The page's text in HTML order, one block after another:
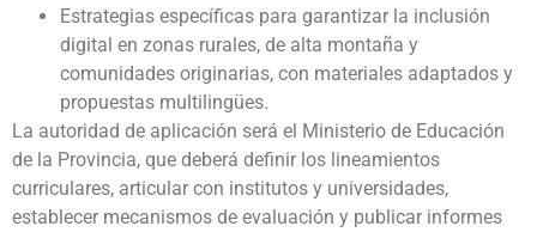
Estrategias específicas para garantizar la inclusión
digital en zonas rurales, de alta montaña y
comunidades originarias, con materiales adaptados y
propuestas multilingües.
La autoridad de aplicación será el Ministerio de Educación
de la Provincia, que deberá definir los lineamientos
curriculares, articular con institutos y universidades,
establecer mecanismos de evaluación y publicar informes